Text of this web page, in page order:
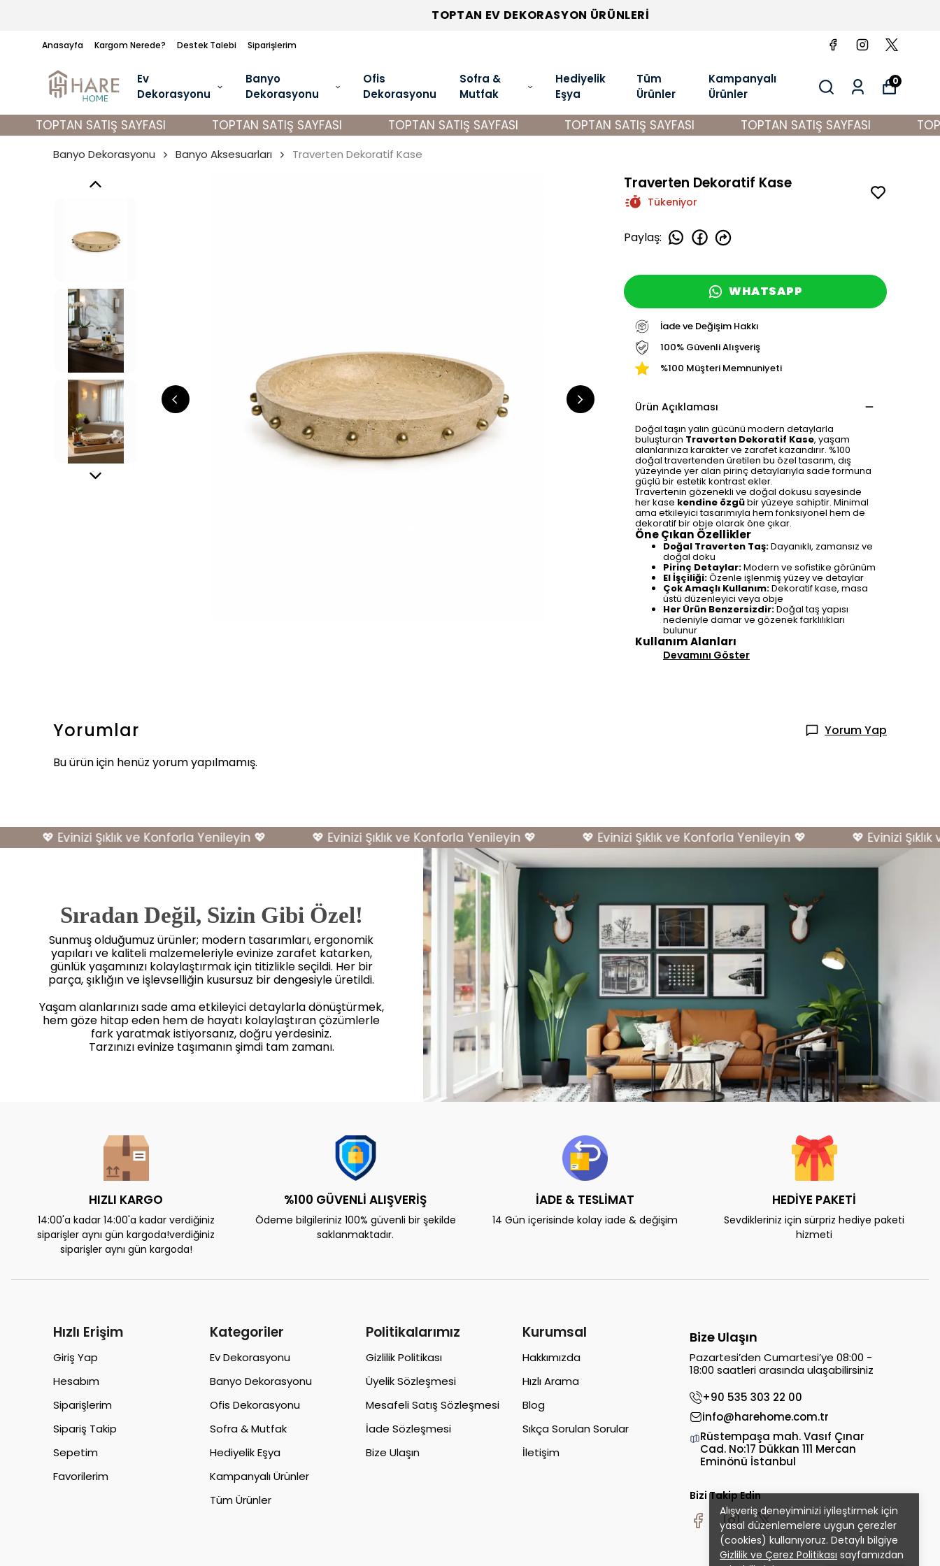
Anasayfa Kargom Nerede? Destek Talebi Siparişlerim
TOPTAN EV DEKORASYON ÜRÜNLERİ
Ev
Dekorasyonu
Banyo
Dekorasyonu
Ofis
Dekorasyonu
Sofra &
Mutfak
Hediyelik
Eşya
Tüm
Ürünler
Kampanyalı
Ürünler
0
Alışveriş deneyiminizi iyileştirmek için
yasal düzenlemelere uygun çerezler
(cookies) kullanıyoruz. Detaylı bilgiye
Gizlilik ve Çerez Politikası sayfamızdan
TOPTAN SATIŞ SAYFASI TOPTAN SATIŞ SAYFASI TOPTAN SATIŞ SAYFASI TOPTAN SATIŞ SAYFASI TOPTAN SATIŞ SAYFASI
Banyo Dekorasyonu Banyo Aksesuarları Traverten Dekoratif Kase
Traverten Dekoratif Kase
Tükeniyor
Paylaş:
WHATSAPP
İade ve Değişim Hakkı
100% Güvenli Alışveriş
%100 Müşteri Memnuniyeti
Ürün Açıklaması
Doğal taşın yalın gücünü modern detaylarla
buluşturan Traverten Dekoratif Kase, yaşam
alanlarınıza karakter ve zarafet kazandırır. %100
doğal travertenden üretilen bu özel tasarım, dış
yüzeyinde yer alan pirinç detaylarıyla sade formuna
güçlü bir estetik kontrast ekler.
Travertenin gözenekli ve doğal dokusu sayesinde
her kase kendine özgübir yüzeye sahiptir. Minimal
ama etkileyici tasarımıyla hem fonksiyonel hem de
dekoratif bir obje olarak öne çıkar.
Öne Çıkan Özellikler
Doğal Traverten Taş:Dayanıklı, zamansız ve
doğal doku
Pirinç Detaylar:Modern ve sofistike görünüm
El İşçiliği:Özenle işlenmiş yüzey ve detaylar
Çok Amaçlı Kullanım:Dekoratif kase, masa
üstü düzenleyici veya obje
Her Ürün Benzersizdir:Doğal taş yapısı
nedeniyle damar ve gözenek farklılıkları
bulunur
Kullanım Alanları
Devamını Göster
Yorumlar
Yorum Yap
Bu ürün için henüz yorum yapılmamış.
💖 Evinizi Şıklık ve Konforla Yenileyin 💖 💖 Evinizi Şıklık ve Konforla Yenileyin 💖 💖 Evinizi Şıklık ve Konforla Yenileyin 💖 💖 Evinizi Şıklık
Sıradan Değil, Sizin Gibi Özel!
Sunmuş olduğumuz ürünler; modern tasarımları, ergonomik
yapıları ve kaliteli malzemeleriyle evinize zarafet katarken,
günlük yaşamınızı kolaylaştırmak için titizlikle seçildi. Her bir
parça, şıklığın ve işlevselliğin kusursuz bir dengesiyle üretildi.
Yaşam alanlarınızı sade ama etkileyici detaylarla dönüştürmek,
hem göze hitap eden hem de hayatı kolaylaştıran çözümlerle
fark yaratmak istiyorsanız, doğru yerdesiniz.
Tarzınızı evinize taşımanın şimdi tam zamanı.
HIZLI KARGO
14:00'a kadar 14:00'a kadar verdiğiniz
siparişler aynı gün kargoda!verdiğiniz
siparişler aynı gün kargoda!
%100 GÜVENLİ ALIŞVERİŞ
Ödeme bilgileriniz 100% güvenli bir şekilde
saklanmaktadır.
İADE & TESLİMAT
14 Gün içerisinde kolay iade & değişim
HEDİYE PAKETİ
Sevdikleriniz için sürpriz hediye paketi
hizmeti
Hızlı Erişim
Giriş Yap
Hesabım
Siparişlerim
Sipariş Takip
Sepetim
Favorilerim
Kategoriler
Ev Dekorasyonu
Banyo Dekorasyonu
Ofis Dekorasyonu
Sofra & Mutfak
Hediyelik Eşya
Kampanyalı Ürünler
Tüm Ürünler
Politikalarımız
Gizlilik Politikası
Üyelik Sözleşmesi
Mesafeli Satış Sözleşmesi
İade Sözleşmesi
Bize Ulaşın
Kurumsal
Hakkımızda
Hızlı Arama
Blog
Sıkça Sorulan Sorular
İletişim
Bize Ulaşın
Pazartesi’den Cumartesi’ye 08:00 -
18:00 saatleri arasında ulaşabilirsiniz
+90 535 303 22 00
info@harehome.com.tr
Rüstempaşa mah. Vasıf Çınar
Cad. No:17 Dükkan 111 Mercan
Eminönü İstanbul
Bizi Takip Edin